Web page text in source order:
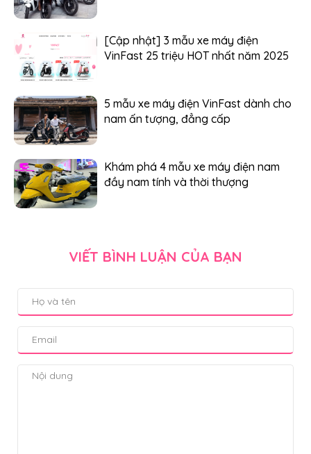
[Cập nhật] 3 mẫu xe máy điện
VinFast 25 triệu HOT nhất năm 2025
5 mẫu xe máy điện VinFast dành cho
nam ấn tượng, đẳng cấp
Khám phá 4 mẫu xe máy điện nam
đầy nam tính và thời thượng
VIẾT BÌNH LUẬN CỦA BẠN